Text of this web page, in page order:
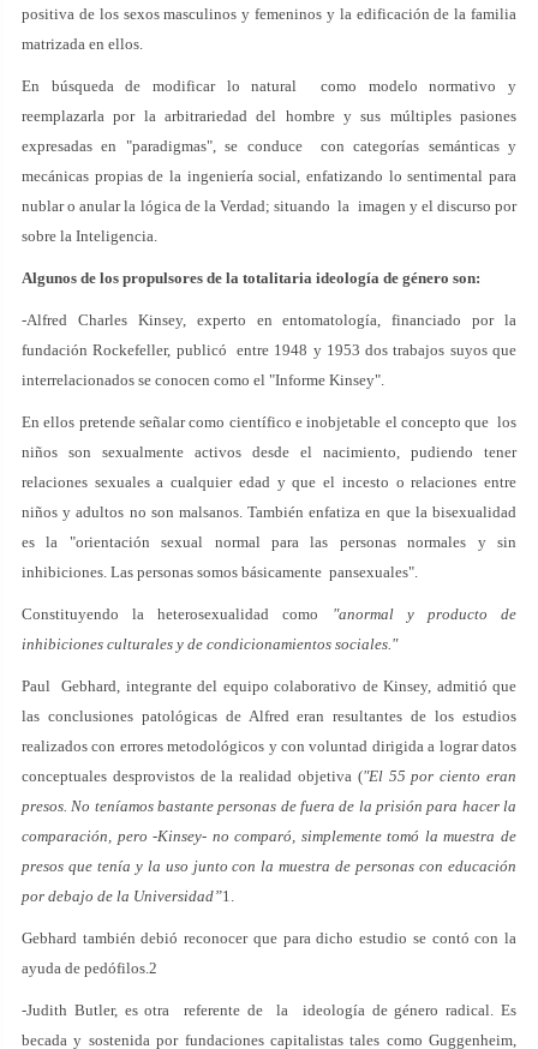
positiva de los sexos masculinos y femeninos y la edificación de la familia
matrizada en ellos.
En búsqueda de modificar lo natural como modelo normativo y
reemplazarla por la arbitrariedad del hombre y sus múltiples pasiones
expresadas en "paradigmas", se conduce con categorías semánticas y
mecánicas propias de la ingeniería social, enfatizando lo sentimental para
nublar o anular la lógica de la Verdad; situando la imagen y el discurso por
sobre la Inteligencia.
Algunos de los propulsores de la totalitaria ideología de género son:
-Alfred Charles Kinsey, experto en entomatología, financiado por la
fundación Rockefeller, publicó entre 1948 y 1953 dos trabajos suyos que
interrelacionados se conocen como el "Informe Kinsey".
En ellos pretende señalar como científico e inobjetable el concepto que los
niños son sexualmente activos desde el nacimiento, pudiendo tener
relaciones sexuales a cualquier edad y que el incesto o relaciones entre
niños y adultos no son malsanos. También enfatiza en que la bisexualidad
es la "orientación sexual normal para las personas normales y sin
inhibiciones. Las personas somos básicamente pansexuales".
Constituyendo la heterosexualidad como "anormal y producto de
inhibiciones culturales y de condicionamientos sociales."
Paul Gebhard, integrante del equipo colaborativo de Kinsey, admitió que
las conclusiones patológicas de Alfred eran resultantes de los estudios
realizados con errores metodológicos y con voluntad dirigida a lograr datos
conceptuales desprovistos de la realidad objetiva ("El 55 por ciento eran
presos. No teníamos bastante personas de fuera de la prisión para hacer la
comparación, pero -Kinsey- no comparó, simplemente tomó la muestra de
presos que tenía y la uso junto con la muestra de personas con educación
por debajo de la Universidad”1.
Gebhard también debió reconocer que para dicho estudio se contó con la
ayuda de pedófilos.2
-Judith Butler, es otra referente de la ideología de género radical. Es
becada y sostenida por fundaciones capitalistas tales como Guggenheim,